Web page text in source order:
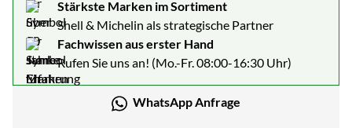
Stärkste Marken im Sortiment
Shell & Michelin als strategische Partner
Fachwissen aus erster Hand
Rufen Sie uns an! (Mo.-Fr. 08:00-16:30 Uhr)
WhatsApp Anfrage